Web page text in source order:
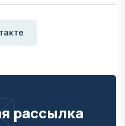
рассылка